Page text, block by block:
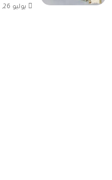
يوليو 26, 2026